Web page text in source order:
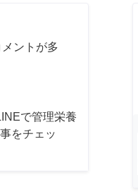
ントが多
で管理栄養
をチェッ